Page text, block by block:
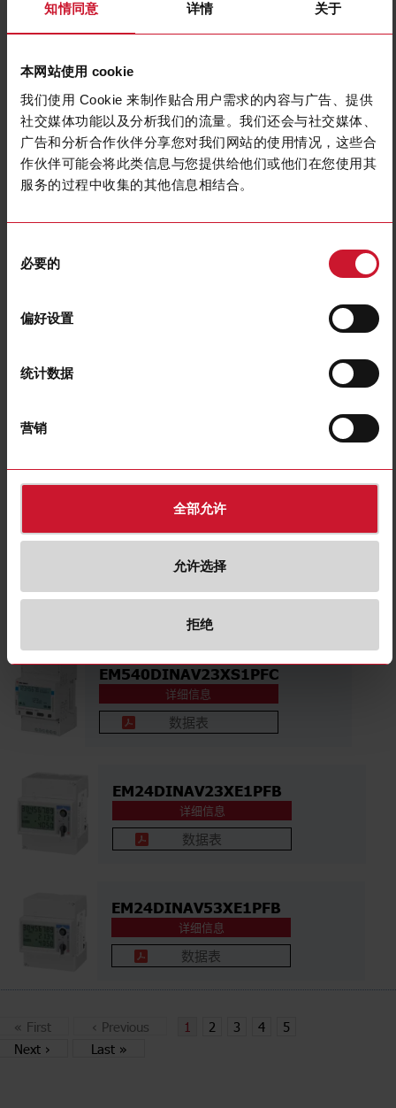
知情同意 详情 关于
本网站使用 cookie
我们使用 Cookie 来制作贴合用户需求的内容与广告、提供
社交媒体功能以及分析我们的流量。我们还会与社交媒体、
广告和分析合作伙伴分享您对我们网站的使用情况，这些合
作伙伴可能会将此类信息与您提供给他们或他们在您使用其
服务的过程中收集的其他信息相结合。
必要的
偏好设置
统计数据
营销
全部允许
允许选择
拒绝
EM530DINRG53XS1X
详细信息
数据表
详细信息
数据表
EM540DINAV23XS1PFB
详细信息
EM540DINAV23XS1PFC
详细信息
数据表
EM24DINAV23XE1PFB
详细信息
数据表
EM24DINAV53XE1PFB
详细信息
数据表
« First ‹ Previous 1 2 3 4
5
Next › Last »